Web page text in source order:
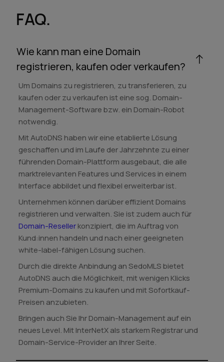
FAQ.
Wie kann man eine Domain
registrieren, kaufen oder verkaufen?
Um Domains zu registrieren, zu transferieren, zu
kaufen oder zu verkaufen ist eine sog. Domain-
Management-Software bzw. ein Domain-Robot
notwendig.
Mit AutoDNS haben wir eine etablierte Lösung
geschaffen und im Laufe der Jahrzehnte zu einer
führenden Domain-Plattform ausgebaut, die alle
marktrelevanten Features und Services in einem
Interface abbildet und flexibel erweiterbar ist.
Unternehmen können darüber effizient Domains
registrieren und verwalten. Sie ist zudem auch für
Domain-Resellerkonzipiert, die im Auftrag von
Kund:innen handeln und nach einer geeigneten
white-label-fähigen Lösung suchen.
Durch die direkte Anbindung an SedoMLS bietet
AutoDNS auch die Möglichkeit, mit wenigen Klicks
Premium-Domains zu kaufen und mit Sofortkauf-
Preisen anzubieten.
Bringen auch Sie Ihr Domain-Management auf ein
neues Level. Mit InterNetX als starkem Registrar und
Domain-Service-Provider an Ihrer Seite.